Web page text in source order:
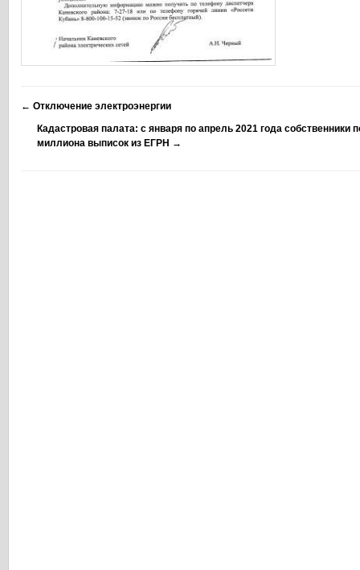
← Отключение электроэнергии
Кадастровая палата: с января по апрель 2021 года собственники
миллиона выписок из ЕГРН →